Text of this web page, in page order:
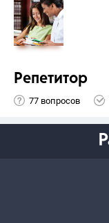
Репетитор
77 вопросов